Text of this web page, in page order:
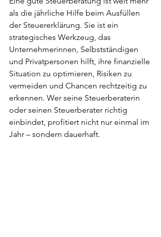
als die jährliche Hilfe beim Ausfüllen
der Steuererklärung. Sie ist ein
strategisches Werkzeug, das
Unternehmerinnen, Selbstständigen
und Privatpersonen hilft, ihre finanzielle
Situation zu optimieren, Risiken zu
vermeiden und Chancen rechtzeitig zu
erkennen. Wer seine Steuerberaterin
oder seinen Steuerberater richtig
einbindet, profitiert nicht nur einmal im
Jahr – sondern dauerhaft.